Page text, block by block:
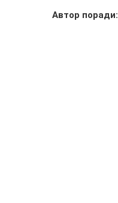
Автор поради: